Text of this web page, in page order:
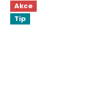
Akce
Tip